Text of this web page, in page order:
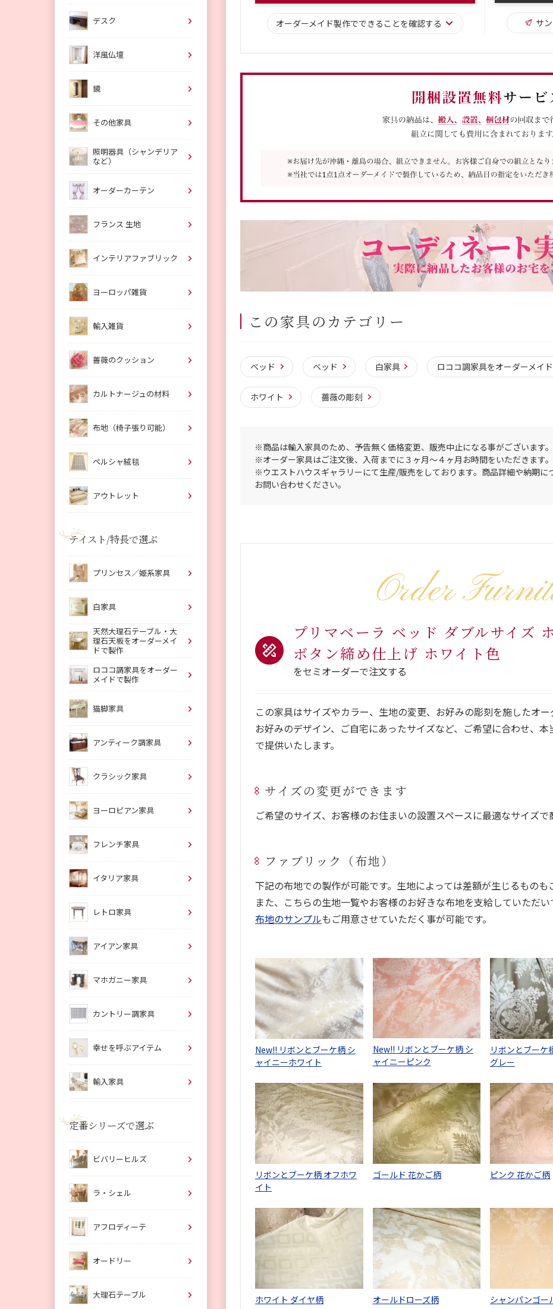
オーダーメイド製作でできることを確認する サ
この家具のカテゴリー
ベッド ベッド 白家具 ロココ調家具をオーダーメイ
ホワイト 薔薇の彫刻
※商品は輸入家具のため、予告無く価格変更、販売中止になる事がございます
※オーダー家具はご注文後、入荷までに３ヶ月〜４ヶ月お時間をいただきます。
※ウエストハウスギャラリーにて生産/販売をしております。商品詳細や納期に
お問い合わせください。
Order
プリマベーラ ベッド ダブルサイズ
ボタン締め仕上げ ホワイト色
をセミオーダーで注文する
この家具はサイズやカラー、生地の変更、お好みの彫刻を施したオ
お好みのデザイン、ご自宅にあったサイズなど、ご希望に合わせ、
で提供いたします。
サイズの変更ができます
ご希望のサイズ、お客様のお住まいの設置スペースに最適なサイズで
ファブリック（布地）
下記の布地での製作が可能です。生地によっては差額が生じるものも
また、こちらの生地一覧やお客様のお好きな布地を支給していただい
布地のサンプルもご用意させていただく事が可能です。
New!! リボンとブーケ柄 シ
ャイニーホワイト
New!! リボンとブーケ柄 シ
ャイニーピンク
リボンとブーケ
グレー
リボンとブーケ柄 オフホワ
イト
ゴールド 花かご柄 ピンク 花かご柄
ホワイト ダイヤ柄 オールドローズ柄 シャンパンゴー
デスク
洋風仏壇
鏡
その他家具
照明器具（シャンデリア
など）
オーダーカーテン
フランス 生地
インテリアファブリック
ヨーロッパ雑貨
輸入雑貨
薔薇のクッション
カルトナージュの材料
布地（椅子張り可能）
ペルシャ絨毯
アウトレット
テイスト/特長で選ぶ
プリンセス／姫系家具
白家具
天然大理石テーブル・大
理石天板をオーダーメイ
ドで製作
ロココ調家具をオーダー
メイドで製作
猫脚家具
アンティーク調家具
クラシック家具
ヨーロピアン家具
フレンチ家具
イタリア家具
レトロ家具
アイアン家具
マホガニー家具
カントリー調家具
幸せを呼ぶアイテム
輸入家具
定番シリーズで選ぶ
ビバリーヒルズ
ラ・シェル
アフロディーテ
オードリー
大理石テーブル